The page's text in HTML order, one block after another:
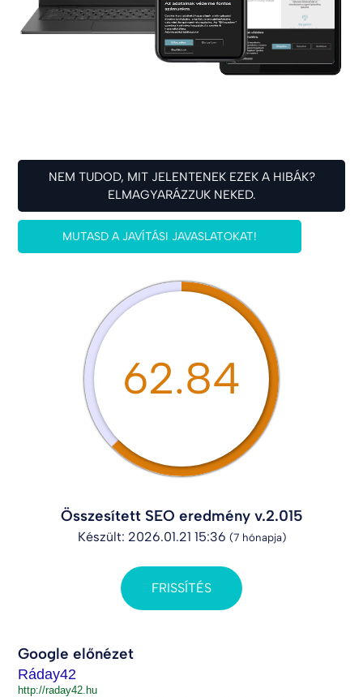
NEM TUDOD, MIT JELENTENEK EZEK A HIBÁK?
ELMAGYARÁZZUK NEKED.
MUTASD A JAVÍTÁSI JAVASLATOKAT!
62.84
Összesített SEO eredmény v.2.015
Készült: 2026.01.21 15:36 (7 hónapja)
FRISSÍTÉS
Google előnézet
Ráday42
http://raday42.hu